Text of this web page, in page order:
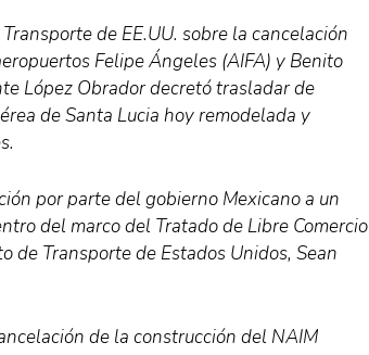
de EE.UU. sobre la cancelación
Felipe Ángeles (AIFA) y Benito
López Obrador decretó trasladar de
de Santa Lucia hoy remodelada y
por parte del gobierno Mexicano a un
del marco del Tratado de Libre Comercio
de Transporte de Estados Unidos, Sean
de la construcción del NAIM